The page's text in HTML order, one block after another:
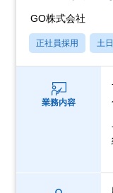
GO株式会社
正社員採用 土
業務内容